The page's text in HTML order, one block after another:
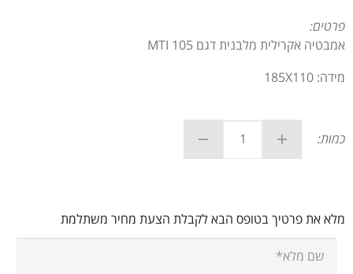
פרטים:
אמבטיה אקרילית מלבנית דגם MTI 105
מידה: 185X110
כמות:
מלא את פרטיך בטופס הבא לקבלת הצעת מחיר משתלמת